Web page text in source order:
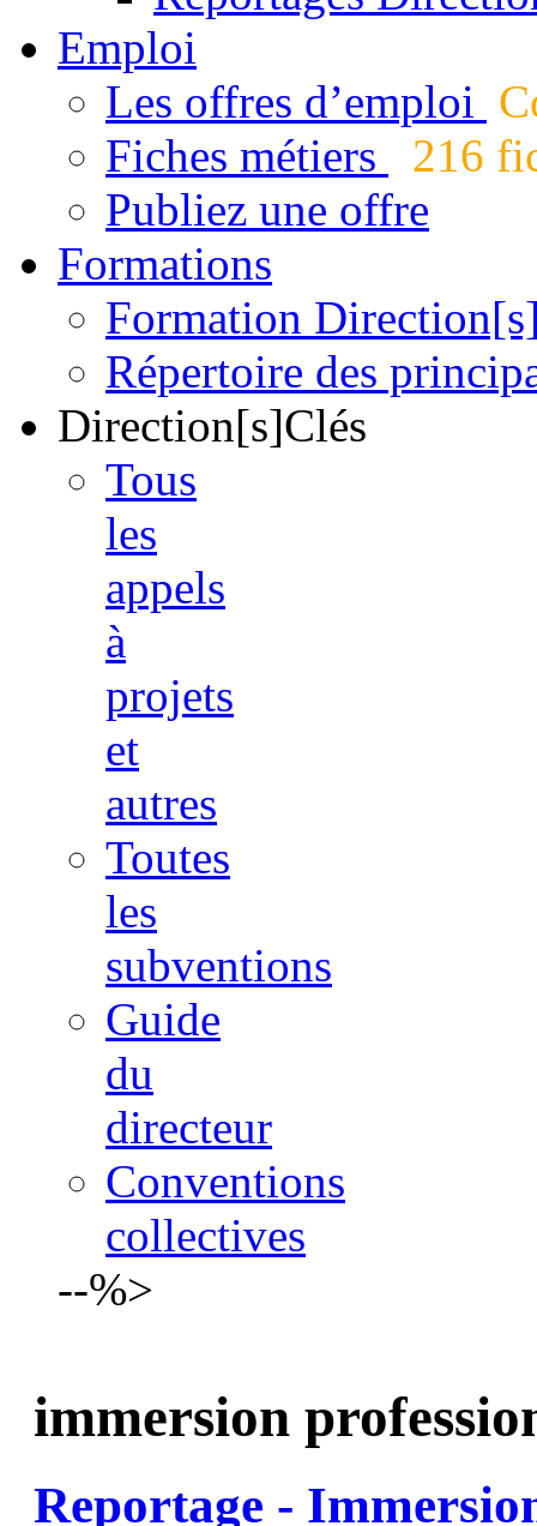
Emploi
Les offres d’emploi
Fiches métiers
216
Publiez une offre
Formations
Formation
Répertoire des
Direction[s]Clés
Tous
les
appels
à
projets
et
autres
Toutes
les
subventions
Guide
du
directeur
Conventions
collectives
--%>
immersion
Reportage -